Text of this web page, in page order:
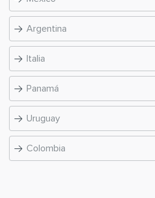
Argentina
Italia
Panamá
Uruguay
Colombia